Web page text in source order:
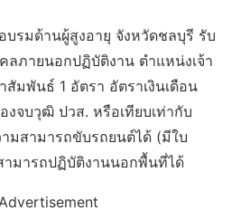
บรมด้านผู้สูงอายุ จังหวัดชลบุรี รับ
ลภายนอกปฏิบัติงาน ตำแหน่งเจ้า
มพันธ์ 1 อัตรา อัตราเงินเดือน
งจบวุฒิ ปวส. หรือเทียบเท่ากับ
สามารถขับรถยนต์ได้ (มีใบ
มารถปฏิบัติงานนอกพื้นที่ได้